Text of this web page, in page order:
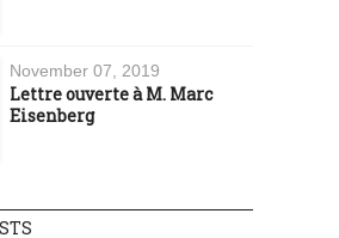
November 07, 2019
Lettre ouverte à M. Marc
Eisenberg